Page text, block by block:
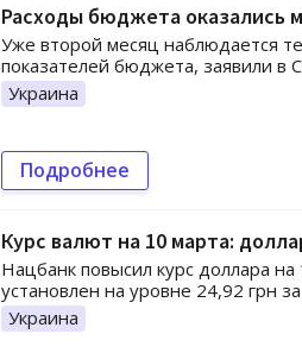
Расходы бюджета оказались
Уже второй месяц наблюдается
показателей бюджета, заявили в
Украина
Подробнее
Курс валют на 10 марта:
Нацбанк повысил курс доллара
установлен на уровне 24,92 грн
Украина